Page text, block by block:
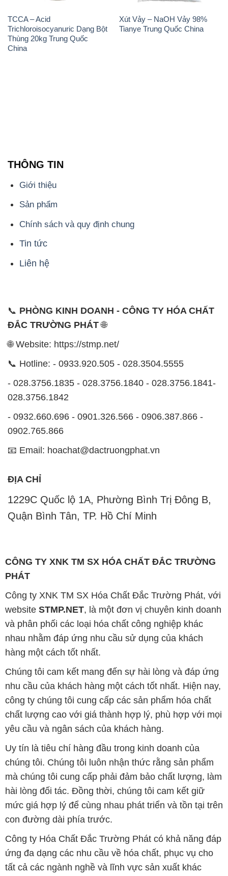
TCCA – Acid
Trichloroisocyanuric Dạng Bột
Thùng 20kg Trung Quốc
China
Xút Vảy – NaOH Vảy 98%
Tianye Trung Quốc China
THÔNG TIN
Giới thiệu
Sản phẩm
Chính sách và quy định chung
Tin tức
Liên hệ
📞 PHÒNG KINH DOANH - CÔNG TY HÓA CHẤT
ĐẮC TRƯỜNG PHÁT🌐
🌐 Website: https://stmp.net/
📞 Hotline: - 0933.920.505 - 028.3504.5555
- 028.3756.1835 - 028.3756.1840 - 028.3756.1841-
028.3756.1842
- 0932.660.696 - 0901.326.566 - 0906.387.866 -
0902.765.866
📧 Email: hoachat@dactruongphat.vn
ĐỊA CHỈ
1229C Quốc lộ 1A, Phường Bình Trị Đông B,
Quận Bình Tân, TP. Hồ Chí Minh
CÔNG TY XNK TM SX HÓA CHẤT ĐẮC TRƯỜNG
PHÁT
Công ty XNK TM SX Hóa Chất Đắc Trường Phát, với
website STMP.NET, là một đơn vị chuyên kinh doanh
và phân phối các loại hóa chất công nghiệp khác
nhau nhằm đáp ứng nhu cầu sử dụng của khách
hàng một cách tốt nhất.
Chúng tôi cam kết mang đến sự hài lòng và đáp ứng
nhu cầu của khách hàng một cách tốt nhất. Hiện nay,
công ty chúng tôi cung cấp các sản phẩm hóa chất
chất lượng cao với giá thành hợp lý, phù hợp với mọi
yêu cầu và ngân sách của khách hàng.
Uy tín là tiêu chí hàng đầu trong kinh doanh của
chúng tôi. Chúng tôi luôn nhận thức rằng sản phẩm
mà chúng tôi cung cấp phải đảm bảo chất lượng, làm
hài lòng đối tác. Đồng thời, chúng tôi cam kết giữ
mức giá hợp lý để cùng nhau phát triển và tồn tại trên
con đường dài phía trước.
Công ty Hóa Chất Đắc Trường Phát có khả năng đáp
ứng đa dạng các nhu cầu về hóa chất, phục vụ cho
tất cả các ngành nghề và lĩnh vực sản xuất khác